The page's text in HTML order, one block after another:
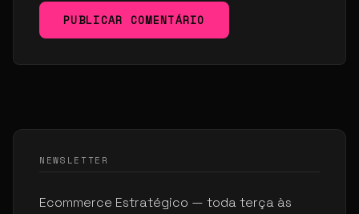
PUBLICAR COMENTÁRIO
NEWSLETTER
Ecommerce Estratégico — toda terça às